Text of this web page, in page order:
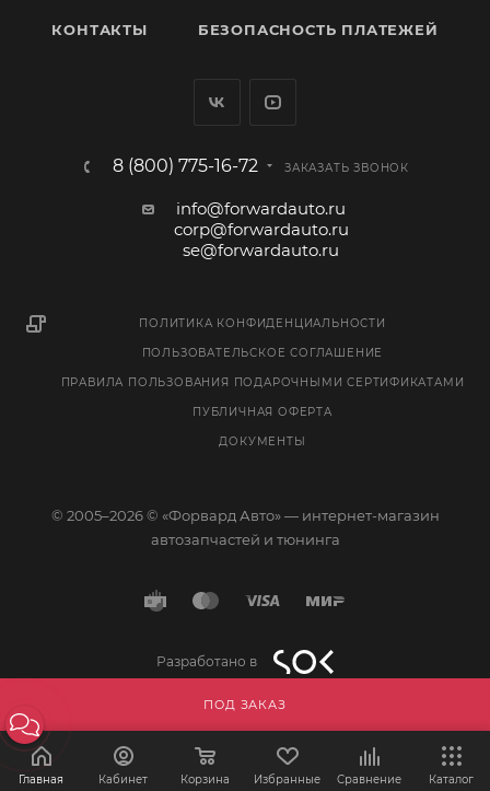
ПОД ЗАКАЗ
КОНТАКТЫ БЕЗОПАСНОСТЬ ПЛАТЕЖЕЙ
8 (800) 775-16-72 ЗАКАЗАТЬ ЗВОНОК
info@forwardauto.ru
corp@forwardauto.ru
se@forwardauto.ru
ПОЛИТИКА КОНФИДЕНЦИАЛЬНОСТИ
ПОЛЬЗОВАТЕЛЬСКОЕ СОГЛАШЕНИЕ
ПРАВИЛА ПОЛЬЗОВАНИЯ ПОДАРОЧНЫМИ СЕРТИФИКАТАМИ
ПУБЛИЧНАЯ ОФЕРТА
ДОКУМЕНТЫ
© 2005–2026 © «Форвард Авто» — интернет-магазин
автозапчастей и тюнинга
Разработано в
Главная Кабинет Корзина Избранные Сравнение Каталог